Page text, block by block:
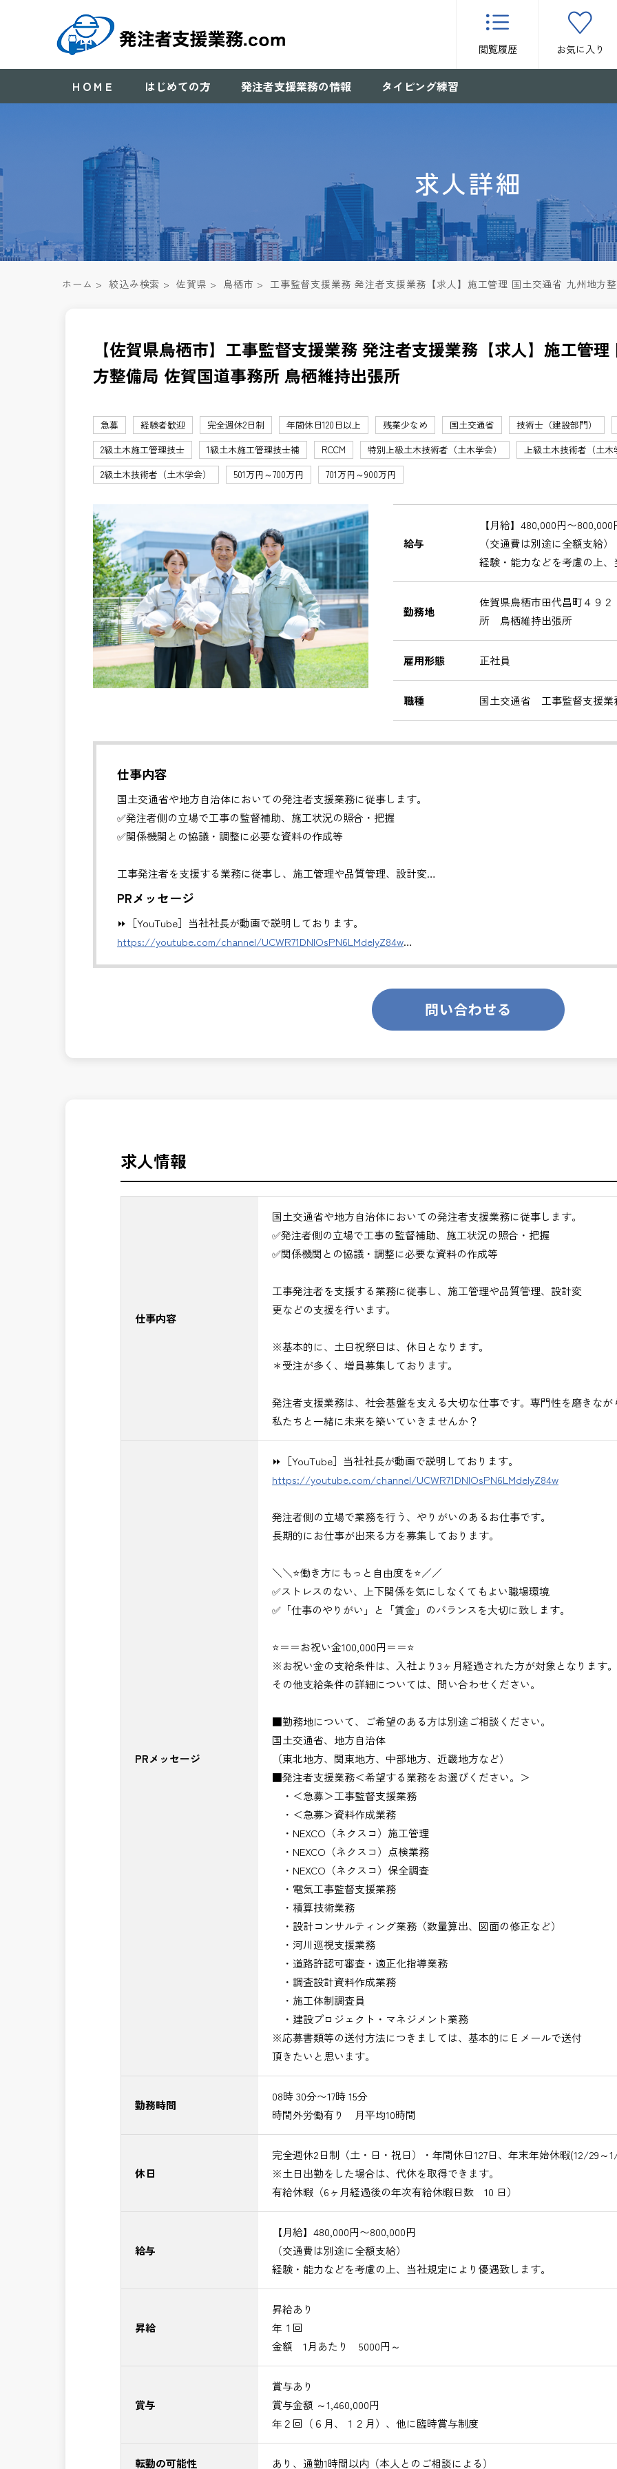
閲覧履歴 お気に入り
ＨＯＭＥ はじめての方 発注者支援業務の情報 タイピング練習
求人詳細
ホーム > 絞込み検索 > 佐賀県 > 鳥栖市 > 工事監督支援業務 発注者支援業務【求人】施工管理 国土交通省 九州地方
【佐賀県鳥栖市】工事監督支援業務 発注者支援業務【求人】施工管
方整備局 佐賀国道事務所 鳥栖維持出張所
急募 経験者歓迎 完全週休2日制 年間休日120日以上 残業少なめ 国土交通省
技術士（建設部門）
2級土木施工管理技士
1級土木施工管理技士補 RCCM 特別上級土木技術者（土木学会）
上級土木技術者（土木
2級土木技術者（土木学会）
501万円～700万円 701万円～900万円
給与
【月給】480,000円〜800,000
（交通費は別途に全額支給）
経験・能力などを考慮の上
勤務地
佐賀県鳥栖市田代昌町４
所 鳥栖維持出張所
雇用形態 正社員
職種 国土交通省 工事監督支援業
仕事内容
国土交通省や地方自治体においての発注者支援業務に従事します。
✅発注者側の立場で工事の監督補助、施工状況の照合・把握
✅関係機関との協議・調整に必要な資料の作成等
工事発注者を支援する業務に従事し、施工管理や品質管理、設計変
更などの支援を行います。
※基本的に、土日祝祭日は、休日となります。
＊受注が多く、増員募集しております。
PRメッセージ
⏩［YouTube］当社社長が動画で説明しております。
https://youtube.com/channel/UCWR71DNlOsPN6LMdeIyZ84w
■勤務地について、ご希望のある方は別途ご相談ください。
（東北地方、関東地方、中部地方、近畿地方など）
■発注者支援業務＜希望する業務をお選びください。＞
・NEXCO（ネクスコ）施工管理
・NEXCO（ネクスコ）点検業務
・道路許認可審査・適正化指導業務
・建設プロジェクト・マネジメント業務
問い合わせる
求人情報
仕事内容
国土交通省や地方自治体においての発注者支援業務に従事します。
✅発注者側の立場で工事の監督補助、施工状況の照合・把握
✅関係機関との協議・調整に必要な資料の作成等
工事発注者を支援する業務に従事し、施工管理や品質管理、設計変
更などの支援を行います。
※基本的に、土日祝祭日は、休日となります。
＊受注が多く、増員募集しております。
発注者支援業務は、社会基盤を支える大切な仕事です。専門性を磨きな
私たちと一緒に未来を築いていきませんか？
PRメッセージ
⏩［YouTube］当社社長が動画で説明しております。
https://youtube.com/channel/UCWR71DNlOsPN6LMdeIyZ84w
発注者側の立場で業務を行う、やりがいのあるお仕事です。
長期的にお仕事が出来る方を募集しております。
＼＼⭐働き方にもっと自由度を⭐／／
✅ストレスのない、上下関係を気にしなくてもよい職場環境
✅「仕事のやりがい」と「賃金」のバランスを大切に致します。
⭐＝＝お祝い金100,000円＝＝⭐
※お祝い金の支給条件は、入社より3ヶ月経過された方が対象となります。
その他支給条件の詳細については、問い合わせください。
■勤務地について、ご希望のある方は別途ご相談ください。
国土交通省、地方自治体
（東北地方、関東地方、中部地方、近畿地方など）
■発注者支援業務＜希望する業務をお選びください。＞
・＜急募＞工事監督支援業務
・＜急募＞資料作成業務
・NEXCO（ネクスコ）施工管理
・NEXCO（ネクスコ）点検業務
・NEXCO（ネクスコ）保全調査
・電気工事監督支援業務
・積算技術業務
・設計コンサルティング業務（数量算出、図面の修正など）
・河川巡視支援業務
・道路許認可審査・適正化指導業務
・調査設計資料作成業務
・施工体制調査員
・建設プロジェクト・マネジメント業務
※応募書類等の送付方法につきましては、基本的にＥメールで送付
頂きたいと思います。
勤務時間
08時 30分〜17時 15分
時間外労働有り 月平均10時間
休日
完全週休2日制（土・日・祝日）・年間休日127日、年末年始休暇(12/29～
※土日出勤をした場合は、代休を取得できます。
有給休暇（6ヶ月経過後の年次有給休暇日数 10 日）
給与
【月給】480,000円〜800,000円
（交通費は別途に全額支給）
経験・能力などを考慮の上、当社規定により優遇致します。
昇給
昇給あり
年１回
金額 1月あたり 5000円～
賞与
賞与あり
賞与金額 ～1,460,000円
年２回（６月、１２月）、他に臨時賞与制度
転勤の可能性 あり、通勤1時間以内（本人とのご相談による）